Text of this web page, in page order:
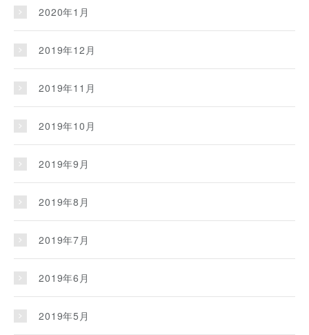
2020年1月
2019年12月
2019年11月
2019年10月
2019年9月
2019年8月
2019年7月
2019年6月
2019年5月